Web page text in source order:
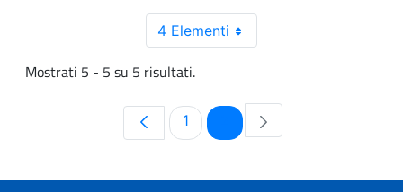
4 Elementi
Mostrati 5 - 5 su 5 risultati.
Pagina
1 Pagina